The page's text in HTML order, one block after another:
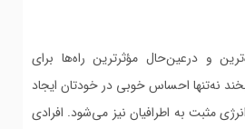
و درعین‌حال مؤثرترین راه‌ها برای
نه‌تنها احساس خوبی در خودتان ایجاد
مثبت به اطرافیان نیز می‌شود. افرادی